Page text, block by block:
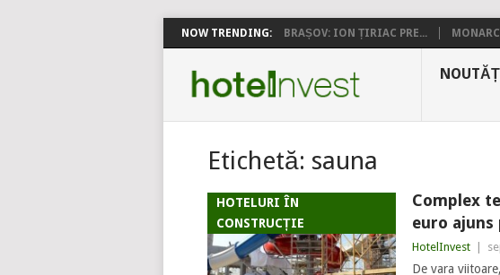
NOW TRENDING: BRAȘOV: ION ȚIRIAC PRE...
Etichetă: sauna
HOTELURI ÎN
CONSTRUCȚIE
Complex
euro
HotelInvest
De vara